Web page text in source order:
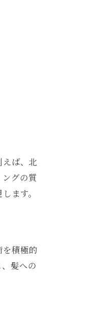
ば、北
グの質
ます。
積極的
髪への